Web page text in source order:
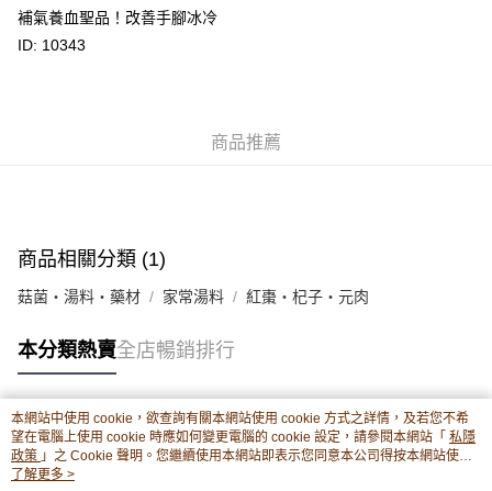
豐銀行戶口：652-589300-838 收款人：PREMIER FOOD LTD 請於24小時
內將付款金額存入以上其中一個戶口，付款後請將收據或成功轉帳畫面截圖
並WhatsApp 90719878 或電郵eshop@premierfood.com.hk，我們在收到
送貨方式
順豐智能櫃(智能櫃取件要視乎包裹尺寸限制，如包裹過大，
每筆HK$80.00，滿HK$380.00或以上免運費
付款後門市自取 (3-6天可到店取) (取貨請自備購物袋)
補氣養血聖品！改善手腳冰冷
ID: 10343
商品推薦
商品相關分類 (1)
菇菌・湯料・藥材 家常湯料 紅棗・杞子・元肉
本分類熱賣全店暢銷排行
熱門標籤
熱銷排行
本網站中使用 cookie，欲查詢有關本網站使用 cookie 方式之詳情，及若您不希
望在電腦上使用 cookie 時應如何變更電腦的 cookie 設定，請參閱本網站「 私隱
政策 」之 Cookie 聲明。您繼續使用本網站即表示您同意本公司得按本網站使用
條款之 Cookie 聲明使用 cookie。
了解更多 >